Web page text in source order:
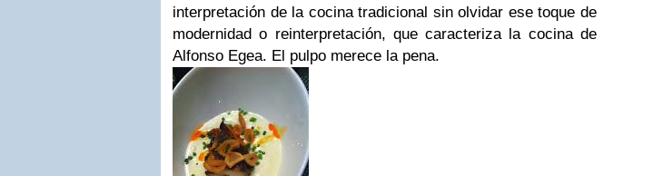
interpretación de la cocina tradicional sin olvidar ese toque de
modernidad o reinterpretación, que caracteriza la cocina de
Alfonso Egea. El pulpo merece la pena.